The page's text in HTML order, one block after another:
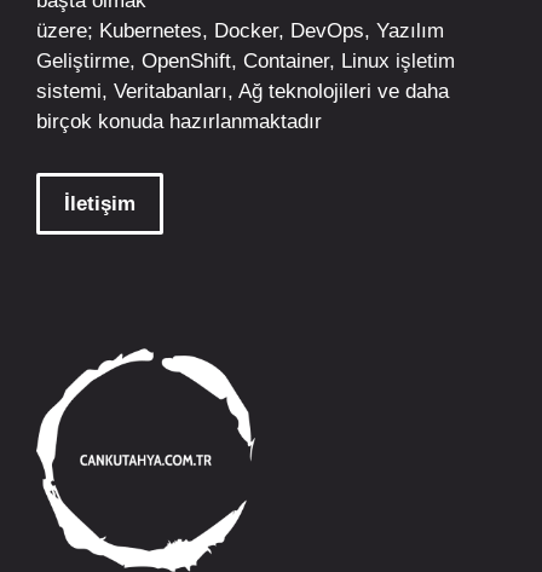
üzere; Kubernetes, Docker, DevOps, Yazılım
Geliştirme, OpenShift, Container, Linux işletim
sistemi, Veritabanları, Ağ teknolojileri ve daha
birçok konuda hazırlanmaktadır
İletişim